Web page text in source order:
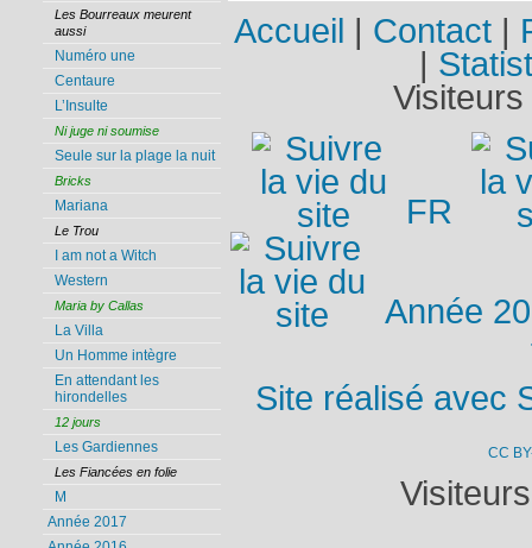
Les Bourreaux meurent
aussi
Numéro une
Centaure
L’Insulte
Ni juge ni soumise
Seule sur la plage la nuit
Bricks
Mariana
Le Trou
I am not a Witch
Western
Maria by Callas
La Villa
Un Homme intègre
En attendant les
hirondelles
12 jours
Les Gardiennes
Les Fiancées en folie
M
Année 2017
Accueil | Contact |
|
FR
Année
Site réalisé avec
CC